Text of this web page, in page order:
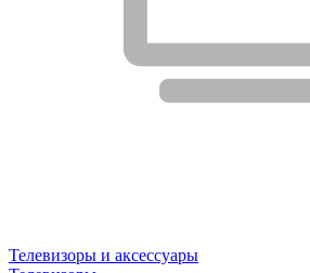
Телевизоры и аксессуары